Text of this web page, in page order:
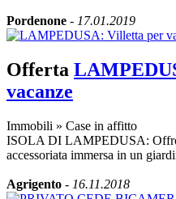
Pordenone - 17.01.2019
Offerta
vacanze
Immobili » Case in affitto
ISOLA DI LAMPEDUSA:
accessoriata immersa in un
Agrigento - 16.11.2018